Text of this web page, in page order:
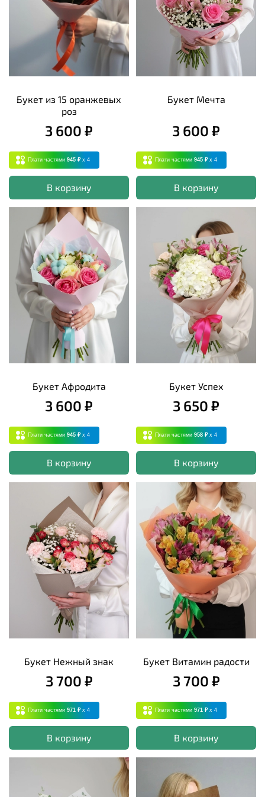
Букет из 15 оранжевых
роз
3 600 ₽
Плати частями 945 ₽ x 4
В корзину
Букет Мечта
3 600 ₽
Плати частями 945 ₽ x 4
В корзину
Букет Афродита
3 600 ₽
Плати частями 945 ₽ x 4
В корзину
Букет Успех
3 650 ₽
Плати частями 958 ₽ x 4
В корзину
Букет Нежный знак
3 700 ₽
Плати частями 971 ₽ x 4
В корзину
Букет Витамин радости
3 700 ₽
Плати частями 971 ₽ x 4
В корзину